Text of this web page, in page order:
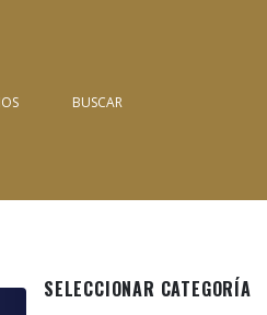
BUSCAR
SELECCIONAR CATEGORÍA